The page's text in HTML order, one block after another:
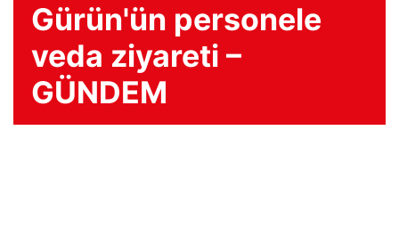
Gürün'ün personele
veda ziyareti –
GÜNDEM